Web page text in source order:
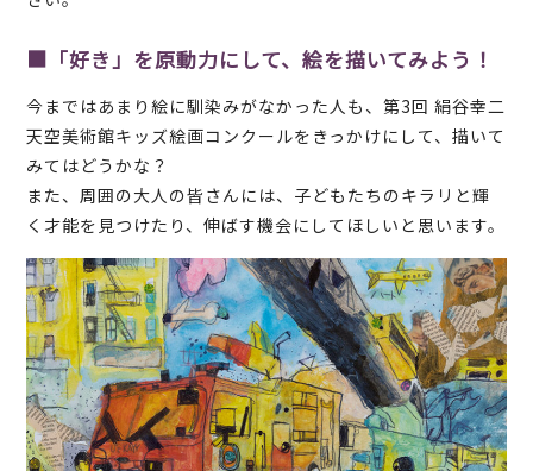
■「好き」を原動力にして、絵を描いてみよう！
今まではあまり絵に馴染みがなかった人も、第3回 絹谷幸二
天空美術館キッズ絵画コンクールをきっかけにして、描いて
みてはどうかな？
また、周囲の大人の皆さんには、子どもたちのキラリと輝
く才能を見つけたり、伸ばす機会にしてほしいと思います。